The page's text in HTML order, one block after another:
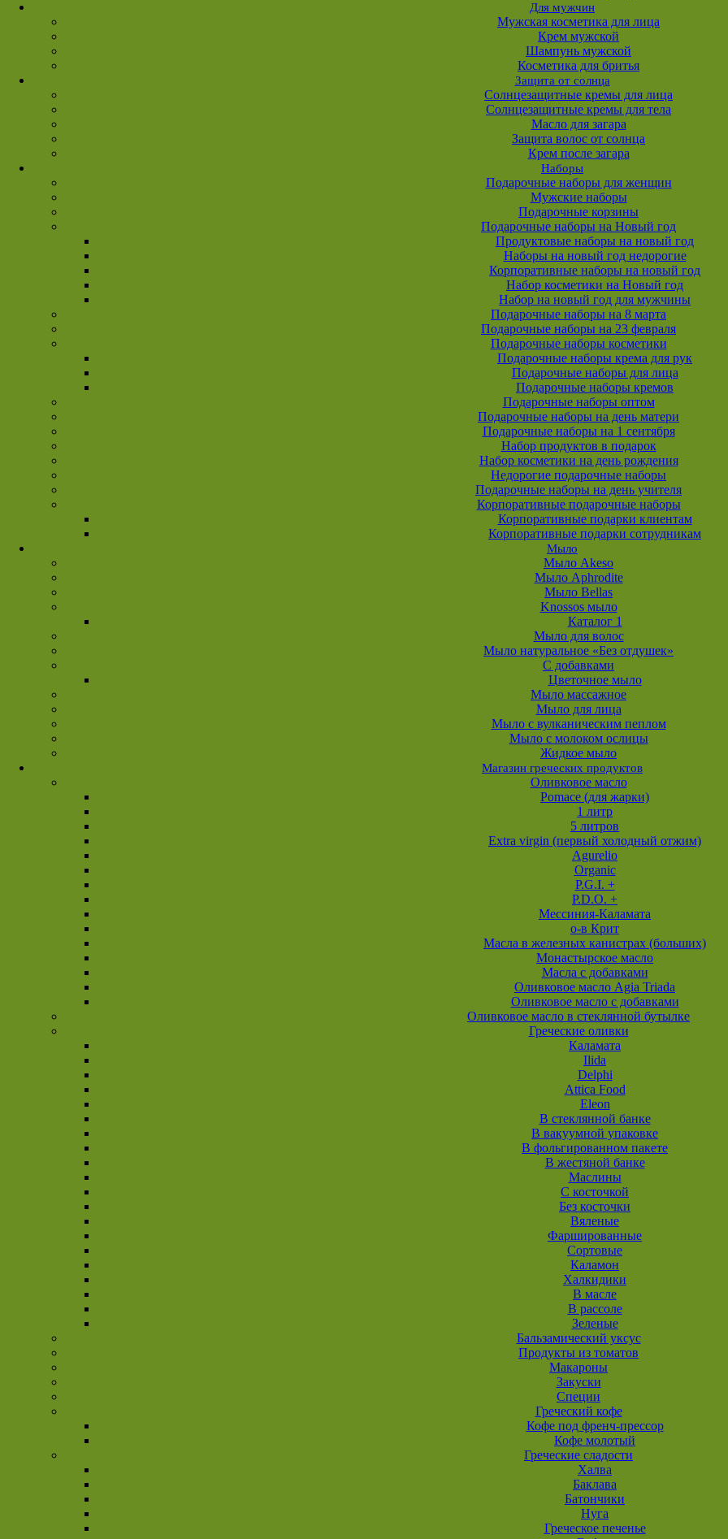
Для мужчин
Мужская косметика для лица
Крем мужской
Шампунь мужской
Косметика для бритья
Защита от солнца
Солнцезащитные кремы для лица
Солнцезащитные кремы для тела
Масло для загара
Защита волос от солнца
Крем после загара
Наборы
Подарочные наборы для женщин
Мужские наборы
Подарочные корзины
Подарочные наборы на Новый год
Продуктовые наборы на новый год
Наборы на новый год недорогие
Корпоративные наборы на новый год
Набор косметики на Новый год
Набор на новый год для мужчины
Подарочные наборы на 8 марта
Подарочные наборы на 23 февраля
Подарочные наборы косметики
Подарочные наборы крема для рук
Подарочные наборы для лица
Подарочные наборы кремов
Подарочные наборы оптом
Подарочные наборы на день матери
Подарочные наборы на 1 сентября
Набор продуктов в подарок
Набор косметики на день рождения
Недорогие подарочные наборы
Подарочные наборы на день учителя
Корпоративные подарочные наборы
Корпоративные подарки клиентам
Корпоративные подарки сотрудникам
Мыло
Мыло Akeso
Мыло Aphrodite
Мыло Bellas
Knossos мыло
Каталог 1
Мыло для волос
Мыло натуральное «Без отдушек»
С добавками
Цветочное мыло
Мыло массажное
Мыло для лица
Мыло с вулканическим пеплом
Мыло с молоком ослицы
Жидкое мыло
Магазин греческих продуктов
Оливковое масло
Pomace (для жарки)
1 литр
5 литров
Extra virgin (первый холодный отжим)
Agurelio
Organic
P.G.I. +
P.D.O. +
Мессиния-Каламата
о-в Крит
Масла в железных канистрах (больших)
Монастырское масло
Масла с добавками
Оливковое масло Agia Triada
Оливковое масло с добавками
Оливковое масло в стеклянной бутылке
Греческие оливки
Каламата
Ilida
Delphi
Attica Food
Eleon
В стеклянной банке
В вакуумной упаковке
В фольгированном пакете
В жестяной банке
Маслины
С косточкой
Без косточки
Вяленые
Фаршированные
Сортовые
Каламон
Халкидики
В масле
В рассоле
Зеленые
Бальзамический уксус
Продукты из томатов
Макароны
Закуски
Специи
Греческий кофе
Кофе под френч-прессор
Кофе молотый
Греческие сладости
Халва
Баклава
Батончики
Нуга
Греческое печенье